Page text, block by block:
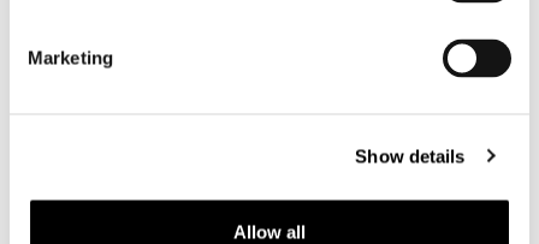
Marketing
Show details
Allow all
Motorlaarzen heren
Motorkleding dames